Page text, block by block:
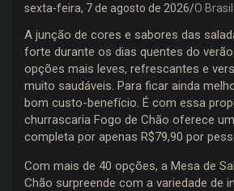
sexta-feira, 7 de agosto de 2026 O
A junção de cores e sabores das
forte durante os dias quentes do
opções mais leves, refrescantes e
muito saudáveis. Para ficar ainda
bom custo-benefício. É com essa
churrascaria Fogo de Chão oferece
completa por apenas R$79,90 por
Com mais de 40 opções, a Mesa de
Chão surpreende com a variedade de